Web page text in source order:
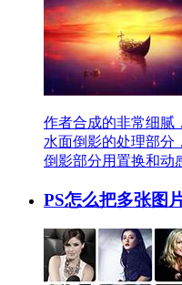
作者合成的非常细腻
水面倒影的处理部分
倒影部分用置换和动
PS怎么把多张图